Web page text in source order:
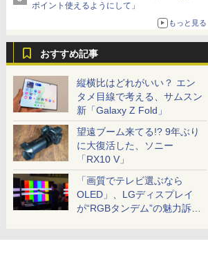
ポイント使えるようにして」
もっと見る
おすすめ記事
縦横比はどれがいい？ エン
タメ目線で考える、サムスン
新「Galaxy Z Fold」
望遠ブーム来てる!? 9年ぶり
に大復活した、ソニー
「RX10 V」
「画質でテレビ選ぶなら
OLED」、LGディスプレイ
が“RGBタンデム”の魅力訴